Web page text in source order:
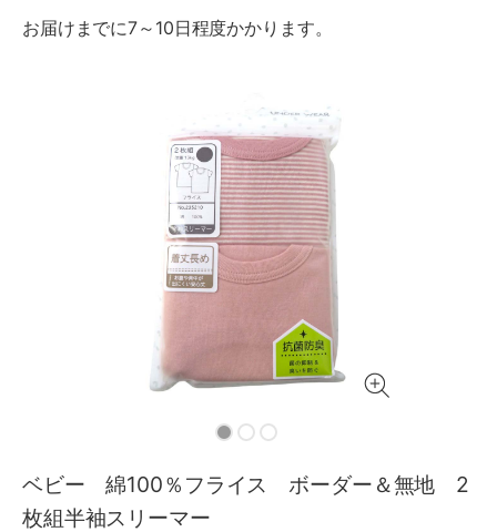
お届けまでに7～10日程度かかります。
ベビー 綿100％フライス ボーダー＆無地 2
枚組半袖スリーマー